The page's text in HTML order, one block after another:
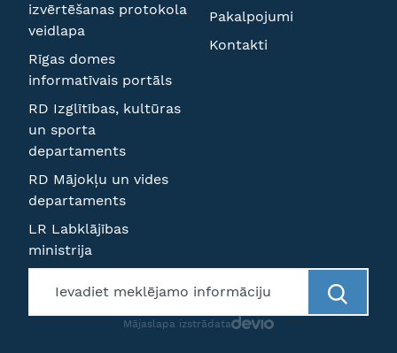
izvērtēšanas protokola
veidlapa
Rīgas domes
informatīvais portāls
RD Izglītības, kultūras
un sporta
departaments
RD Mājokļu un vides
departaments
LR Labklājības
ministrija
Pakalpojumi
Kontakti
Mājaslapa izstrādata